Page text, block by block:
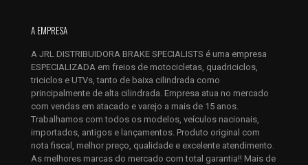
mail*
Salvar meus dados neste navegador para a próxima vez que
eu comentar.
A EMPRESA
A JRL DISTRIBUIDORA BRAKE SPECIALISTS é uma empresa
ESPECIALIZADA em freios de motocicletas, quadriciclos,
triciclos e UTVs, tanto de baixa cilindrada como
principalmente de alta cilindrada. Empresa atua no mercado
com vendas em atacado e varejo a mais de 15 anos.
Trabalhamos com todos os modelos, veículos nacionais,
importados, antigos e lançamentos. Produto original com
nota fiscal, melhor preço, qualidade e excelente atendimento.
As melhores marcas do mercado com total garantia!! Mais de